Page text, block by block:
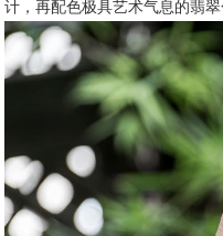
计，再配色极具艺术气息的翡